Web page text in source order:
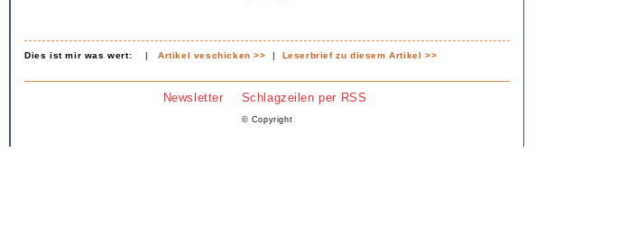
Dies ist mir was wert: |Artikel veschicken >> | Leserbrief zu diesem Artikel >>
Newsletter Schlagzeilen per RSS
© Copyright